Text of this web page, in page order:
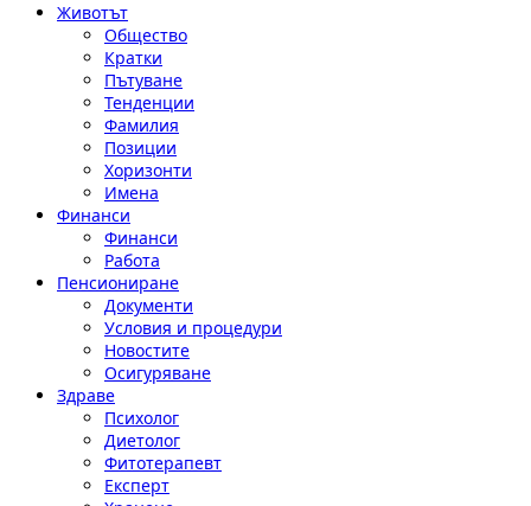
Животът
Общество
Кратки
Пътуване
Тенденции
Фамилия
Позиции
Хоризонти
Имена
Финанси
Финанси
Работа
Пенсиониране
Документи
Условия и процедури
Новостите
Осигуряване
Здраве
Психолог
Диетолог
Фитотерапевт
Експерт